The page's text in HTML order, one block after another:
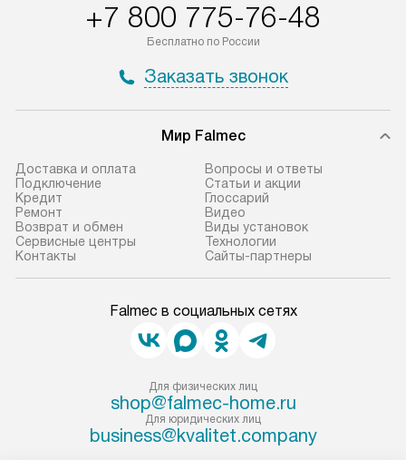
+7 800 775-76-48
Бесплатно по России
Заказать звонок
Мир Falmec
Доставка и оплата
Подключение
Кредит
Ремонт
Возврат и обмен
Сервисные центры
Контакты
Вопросы и ответы
Статьи и акции
Глоссарий
Видео
Виды установок
Технологии
Сайты-партнеры
Falmec в социальных сетях
Для физических лиц
shop@falmec-home.ru
Для юридических лиц
business@kvalitet.company